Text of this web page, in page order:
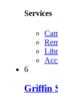
Services
6
Griffin